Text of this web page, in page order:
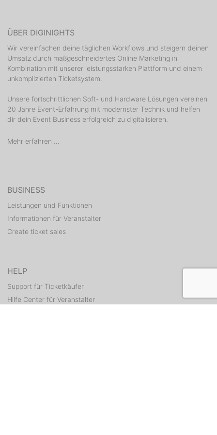
ÜBER DIGINIGHTS
Wir vereinfachen deine täglichen Workflows und steigern deinen
Umsatz durch maßgeschneidertes Online Marketing in
Kombination mit unserer leistungsstarken Plattform und einem
unkomplizierten Ticketsystem.
Unsere fortschrittlichen Soft- und Hardware Lösungen vereinen
20 Jahre Event-Erfahrung mit modernster Technik und helfen
dir dein Event Business erfolgreich zu digitalisieren.
Mehr erfahren ...
BUSINESS
Leistungen und Funktionen
Informationen für Veranstalter
Create ticket sales
HELP
Support für Ticketkäufer
Hilfe Center für Veranstalter